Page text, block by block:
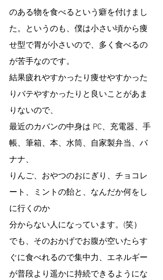
のある物を食べるという癖を付けまし
た。というのも、僕は小さい頃から痩
せ型で胃が小さいので、多く食べるの
が苦手なのです。
結果疲れやすかったり痩せやすかった
りバテやすかったりと良いことがあま
りないので、
最近のカバンの中身は PC、充電器、手
帳、筆箱、本、水筒、自家製弁当、バ
ナナ、
りんご、おやつのおにぎり、チョコレ
ート、ミントの飴と、なんだか何をし
に行くのか
分からない人になっています。(笑）
でも、そのおかげでお腹が空いたらす
ぐに食べれるので集中力、エネルギー
が普段より遥かに持続できるようにな